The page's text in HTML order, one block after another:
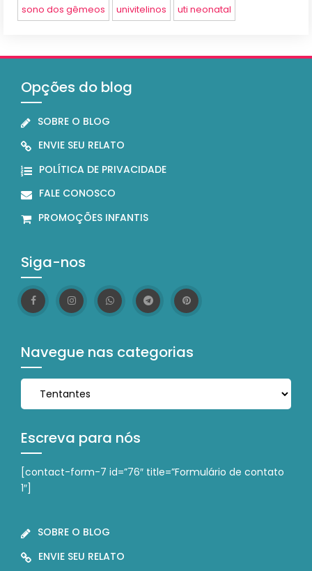
sono dos gêmeos univitelinos uti neonatal
Opções do blog
SOBRE O BLOG
ENVIE SEU RELATO
POLÍTICA DE PRIVACIDADE
FALE CONOSCO
PROMOÇÕES INFANTIS
Siga-nos
Navegue nas categorias
Navegue nas categorias
Escreva para nós
[contact-form-7 id=”76″ title=”Formulário de contato
1″]
SOBRE O BLOG
ENVIE SEU RELATO